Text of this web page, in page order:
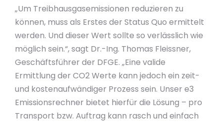
„Um Treibhausgasemissionen reduzieren zu
können, muss als Erstes der Status Quo ermittelt
werden. Und dieser Wert sollte so verlässlich wie
möglich sein.“, sagt Dr.-Ing. Thomas Fleissner,
Geschäftsführer der DFGE. „Eine valide
Ermittlung der CO2 Werte kann jedoch ein zeit-
und kostenaufwändiger Prozess sein. Unser e3
Emissionsrechner bietet hierfür die Lösung – pro
Transport bzw. Auftrag kann rasch und einfach